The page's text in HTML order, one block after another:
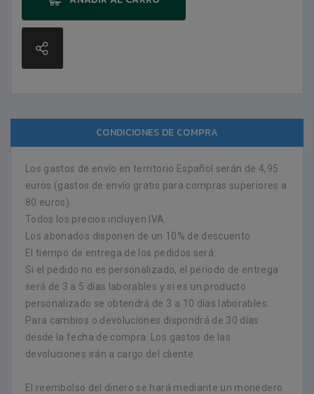
CONDICIONES DE COMPRA
Los gastos de envío en territorio Español serán de 4,95
euros (gastos de envío gratis para compras superiores a
80 euros).
Todos los precios incluyen IVA.
Los abonados disponen de un 10% de descuento
El tiempo de entrega de los pedidos será:
Si el pedido no es personalizado, el periodo de entrega
será de 3 a 5 días laborables y si es un producto
personalizado se obtendrá de 3 a 10 días laborables.
Para cambios o devoluciones dispondrá de 30 días
desde la fecha de compra. Los gastos de las
devoluciones irán a cargo del cliente.
El reembolso del dinero se hará mediante un monedero